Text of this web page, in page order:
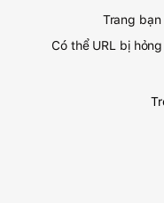
Trang
Có thể URL bị